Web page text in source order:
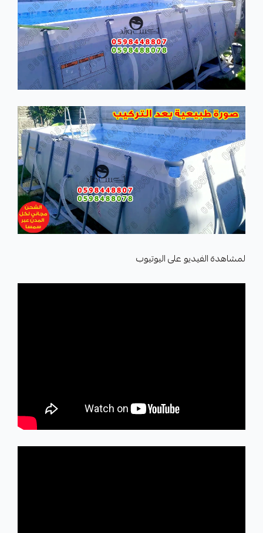
لمشاهدة الفيديو على اليوتيوب